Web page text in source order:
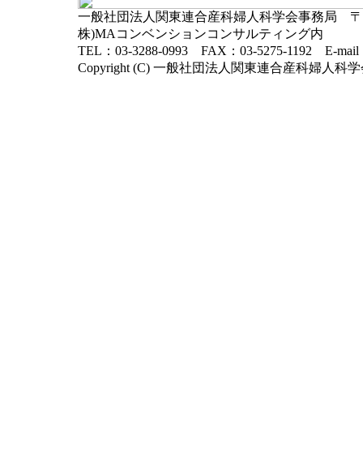
一般社団法人関東連合産科婦人科学会事務局 〒
株)MAコンベンションコンサルティング内
TEL：03-3288-0993 FAX：03-5275-1192 E-mail
Copyright (C) 一般社団法人関東連合産科婦人科